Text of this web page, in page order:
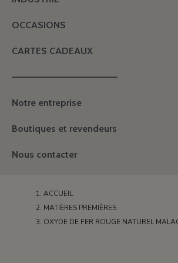
OCCASIONS
CARTES CADEAUX
———————————————
Notre entreprise
Boutiques et revendeurs
Nous contacter
ACCUEIL
MATIÈRES PREMIÈRES
OXYDE DE FER ROUGE NATUREL